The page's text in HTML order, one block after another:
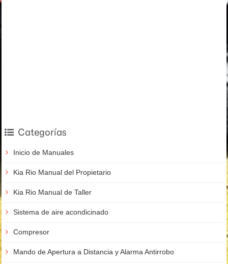
Categorías
Inicio de Manuales
Kia Rio Manual del Propietario
Kia Rio Manual de Taller
Sistema de aire acondicinado
Compresor
Mando de Apertura a Distancia y Alarma Antirrobo